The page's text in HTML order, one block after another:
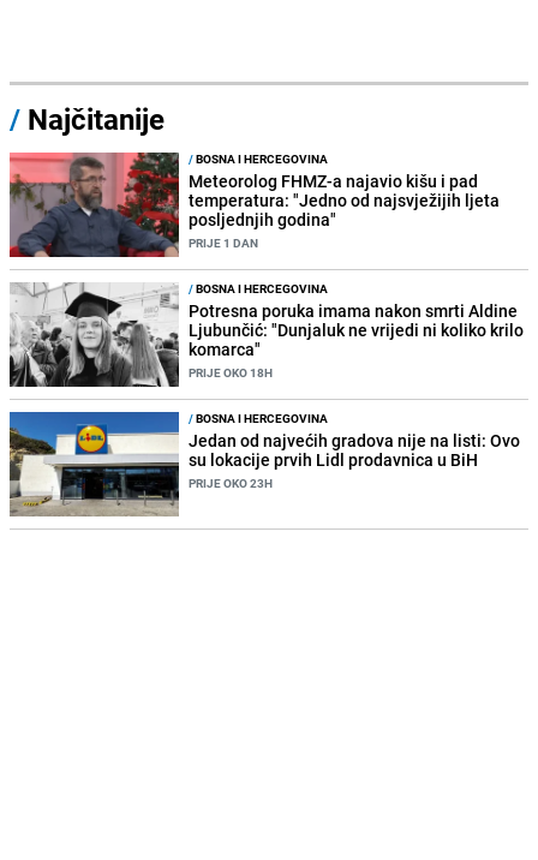
/ Najčitanije
/BOSNA I HERCEGOVINA
Meteorolog FHMZ-a najavio kišu i pad
temperatura: "Jedno od najsvježijih ljeta
posljednjih godina"
PRIJE 1 DAN
/BOSNA I HERCEGOVINA
Potresna poruka imama nakon smrti Aldine
Ljubunčić: "Dunjaluk ne vrijedi ni koliko krilo
komarca"
PRIJE OKO 18H
/BOSNA I HERCEGOVINA
Jedan od najvećih gradova nije na listi: Ovo
su lokacije prvih Lidl prodavnica u BiH
PRIJE OKO 23H